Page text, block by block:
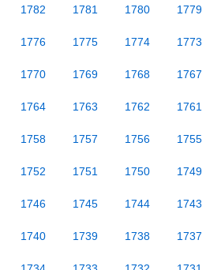
1782 1781 1780 1779
1776 1775 1774 1773
1770 1769 1768 1767
1764 1763 1762 1761
1758 1757 1756 1755
1752 1751 1750 1749
1746 1745 1744 1743
1740 1739 1738 1737